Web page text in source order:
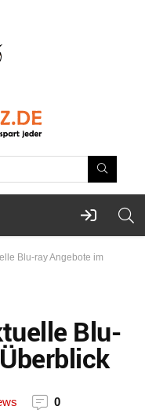
Blu-ray Angebote im
Blu-
0